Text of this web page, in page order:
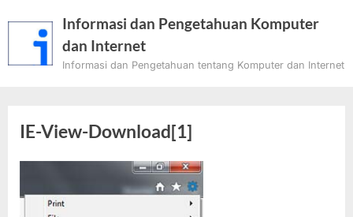
Informasi dan Pengetahuan Komputer
dan Internet
Informasi dan Pengetahuan tentang Komputer dan Internet
IE-View-Download[1]